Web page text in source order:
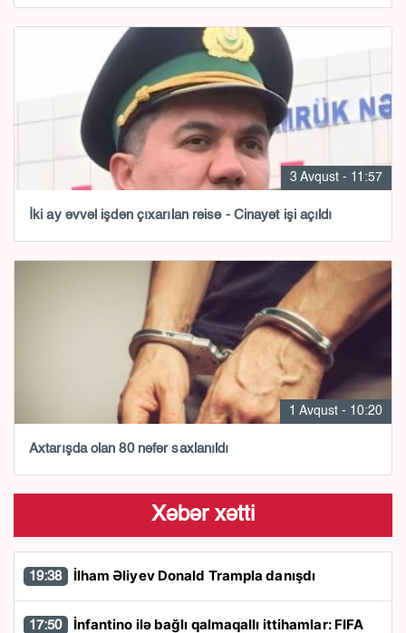
3 Avqust - 11:57
İki ay əvvəl işdən çıxarılan rəisə - Cinayət işi açıldı
1 Avqust - 10:20
Axtarışda olan 80 nəfər saxlanıldı
Xəbər xətti
19:38 İlham Əliyev Donald Trampla danışdı
17:50